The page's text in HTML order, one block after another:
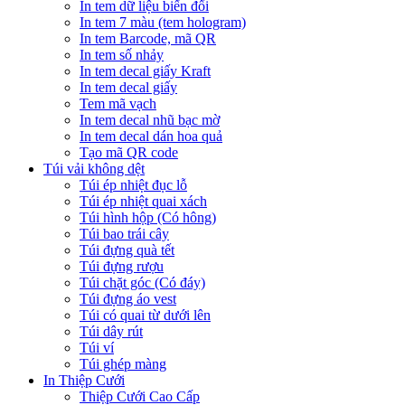
In tem dữ liệu biến đổi
In tem 7 màu (tem hologram)
In tem Barcode, mã QR
In tem số nhảy
In tem decal giấy Kraft
In tem decal giấy
Tem mã vạch
In tem decal nhũ bạc mờ
In tem decal dán hoa quả
Tạo mã QR code
Túi vải không dệt
Túi ép nhiệt đục lỗ
Túi ép nhiệt quai xách
Túi hình hộp (Có hông)
Túi bao trái cây
Túi đựng quà tết
Túi đựng rượu
Túi chặt góc (Có đáy)
Túi đựng áo vest
Túi có quai từ dưới lên
Túi dây rút
Túi ví
Túi ghép màng
In Thiệp Cưới
Thiệp Cưới Cao Cấp